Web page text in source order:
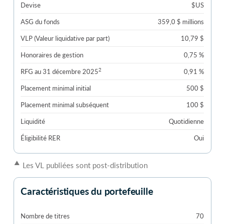
Devise
$US
ASG du fonds
359,0 $ millions
VLP (Valeur liquidative par part)
10,79 $
Honoraires de gestion
0,75 %
RFG au 31 décembre 20252
0,91 %
Placement minimal initial
500 $
Placement minimal subséquent
100 $
Liquidité
Quotidienne
Éligibilité RER
Oui
▲ Les VL publiées sont post-distribution
Caractéristiques du portefeuille
Nombre de titres
70